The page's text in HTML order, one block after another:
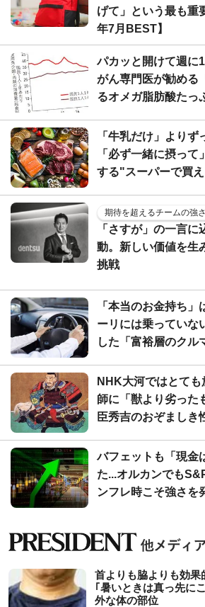
げて」という最も重
年7月BEST】
パカッと開けて週に
がん専門医が勧める
るオメガ脂肪酸たっ
「牛乳だけ」よりず
「必ず一緒に摂って
する"スーパーで買
期待を超えるチームの強さ
「さすが」の一言
動。新しい価値を生
挑戦
「本当のお金持ち
ーリには乗っていな
した「富裕層のクル
NHK大河ではとて
師に「獣より劣った
臣秀吉のおぞましき
バフェットも「現金
た...オルカンでも
ンフレ時こそ強さを
首よりも脇よりも効
｢暑いときは真っ先に
外な体の部位